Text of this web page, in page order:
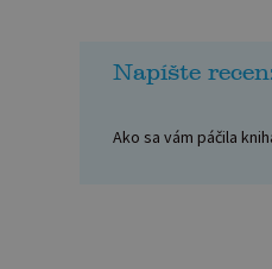
Napíšte
Ako sa vám páčila